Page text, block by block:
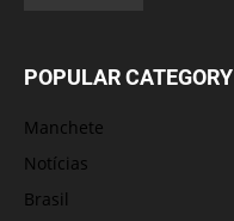
POPULAR CATEGORY
Manchete
Notícias
Brasil